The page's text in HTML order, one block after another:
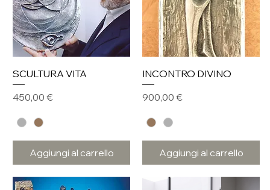
SCULTURA VITA
Prezzo
450,00 €
Aggiungi al carrello
INCONTRO DIVINO
Prezzo
900,00 €
Aggiungi al carrello